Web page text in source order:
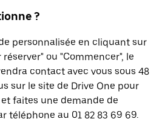
?
personnalisée en cliquant sur
ou "Commencer", le
contact avec vous sous 48
sur le site de Drive One pour
faites une demande de
téléphone au 01 82 83 69 69.